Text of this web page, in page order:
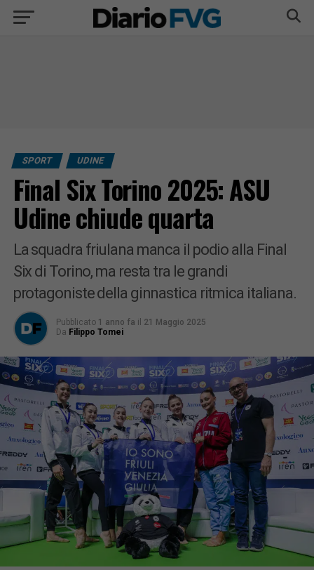
SPORT UDINE
Final Six Torino 2025: ASU
Udine chiude quarta
La squadra friulana manca il podio alla Final
Six di Torino, ma resta tra le grandi
protagoniste della ginnastica ritmica italiana.
Pubblicato 1 anno fa il 21 Maggio 2025
Da Filippo Tomei